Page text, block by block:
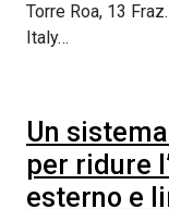
Torre Roa, 13
Italy…
Un
per ridure
esterno e